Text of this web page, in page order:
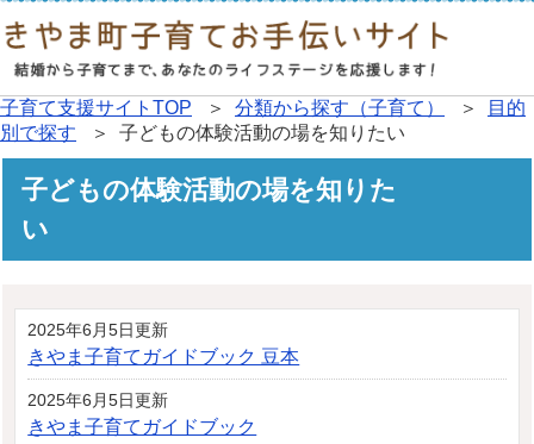
子育て支援サイトTOP ＞ 分類から探す（子育て） ＞
目的
別で探す ＞ 子どもの体験活動の場を知りたい
子どもの体験活動の場を知りた
い
2025年6月5日更新
きやま子育てガイドブック 豆本
2025年6月5日更新
きやま子育てガイドブック